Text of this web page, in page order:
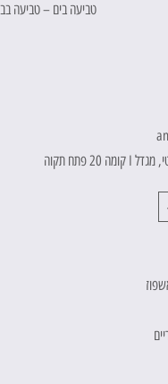
טביעה בים – טביעה